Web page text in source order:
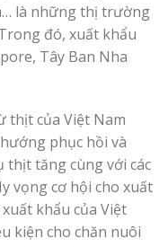
là những thị trường
đó, xuất khẩu
Tây Ban Nha
thịt của Việt Nam
phục hồi và
tăng cùng với các
vọng cơ hội cho xuất
khẩu của Việt
kiện cho chăn nuôi